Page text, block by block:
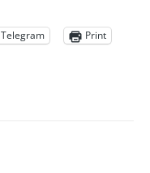
Telegram Print